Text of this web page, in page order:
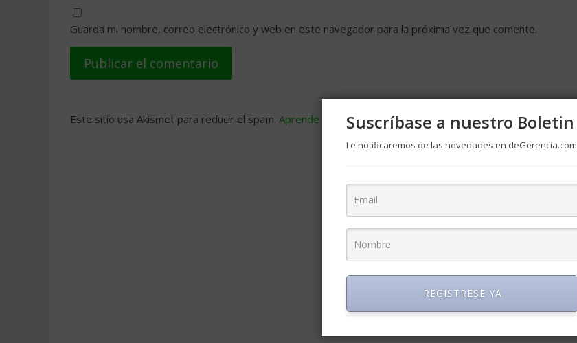
Guarda mi nombre, correo electrónico y web en este navegador para la próxima vez que comente.
Este sitio usa Akismet para reducir el spam. Aprende cómo se procesan los datos de tus comentarios.
Suscríbase a nuestro Boletin
Le notificaremos de las novedades en deGerencia.com
REGISTRESE YA